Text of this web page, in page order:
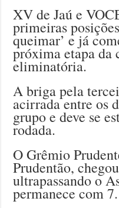
XV de Jaú e
primeiras
queimar’ e já
próxima etapa da
eliminatória.
A briga pela
acirrada entre os
grupo e deve se
rodada.
O Grêmio
Prudentão,
ultrapassando o
permanece com 7.